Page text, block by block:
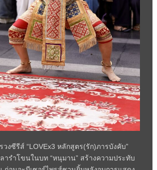
งซีรีส์ “LOVEx3 หลักสูตร(รัก)ภารบังคับ”
ารำโขนในบท “หนุมาน” สร้างความประทับ